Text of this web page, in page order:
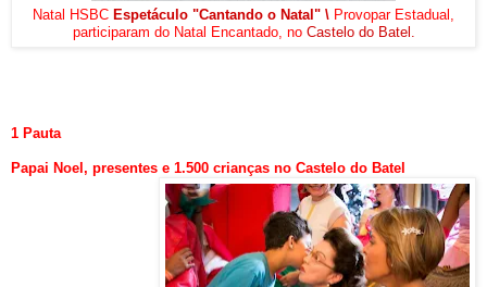
Natal HSBC Espetáculo "Cantando o Natal" \ Provopar Estadual,
participaram do Natal Encantado, no Castelo do Batel.
1 Pauta
Papai Noel, presentes e 1.500 crianças no Castelo do Batel